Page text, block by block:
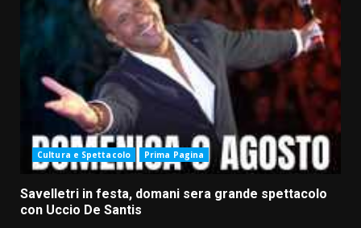
Cultura e Spettacolo Prima Pagina
Savelletri in festa, domani sera grande spettacolo
con Uccio De Santis